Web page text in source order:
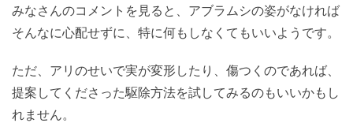
みなさんのコメントを見ると、アブラムシの姿がなければ
そんなに心配せずに、特に何もしなくてもいいようです。
ただ、アリのせいで実が変形したり、傷つくのであれば、
提案してくださった駆除方法を試してみるのもいいかもし
れません。